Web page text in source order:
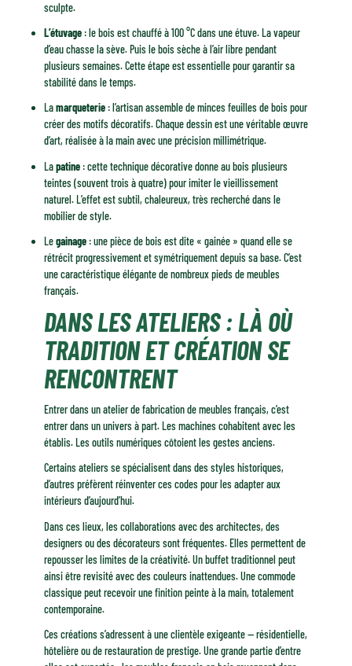
sculpte.
L’étuvage : le bois est chauffé à 100 °C dans une étuve. La vapeur
d’eau chasse la sève. Puis le bois sèche à l’air libre pendant
plusieurs semaines. Cette étape est essentielle pour garantir sa
stabilité dans le temps.
Lamarqueterie : l’artisan assemble de minces feuilles de bois pour
créer des motifs décoratifs. Chaque dessin est une véritable œuvre
d’art, réalisée à la main avec une précision millimétrique.
Lapatine : cette technique décorative donne au bois plusieurs
teintes (souvent trois à quatre) pour imiter le vieillissement
naturel. L’effet est subtil, chaleureux, très recherché dans le
mobilier de style.
Legainage : une pièce de bois est dite « gainée » quand elle se
rétrécit progressivement et symétriquement depuis sa base. C’est
une caractéristique élégante de nombreux pieds de meubles
français.
DANS LES ATELIERS : LÀ OÙ
TRADITION ET CRÉATION SE
RENCONTRENT
Entrer dans un atelier de fabrication de meubles français, c’est
entrer dans un univers à part. Les machines cohabitent avec les
établis. Les outils numériques côtoient les gestes anciens.
Certains ateliers se spécialisent dans des styles historiques,
d’autres préfèrent réinventer ces codes pour les adapter aux
intérieurs d’aujourd’hui.
Dans ces lieux, les collaborations avec des architectes, des
designers ou des décorateurs sont fréquentes. Elles permettent de
repousser les limites de la créativité. Un buffet traditionnel peut
ainsi être revisité avec des couleurs inattendues. Une commode
classique peut recevoir une finition peinte à la main, totalement
contemporaine.
Ces créations s’adressent à une clientèle exigeante — résidentielle,
hôtelière ou de restauration de prestige. Une grande partie d’entre